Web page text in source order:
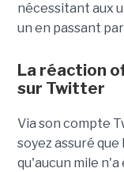
nécessitant aux
un en passant
La réaction
sur Twitter
Via son compte
soyez assuré
qu'aucun mile